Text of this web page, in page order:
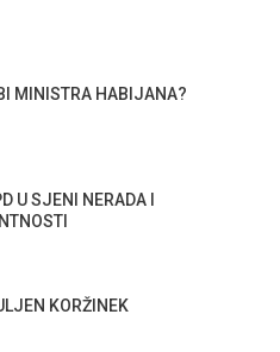
MINISTRA HABIJANA?
U SJENI NERADA I
KORŽINEK